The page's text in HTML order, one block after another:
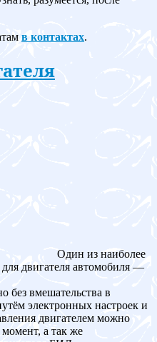
в контактах.
Один из наиболее
двигателя автомобиля —
вмешательства в
электронных настроек и
двигателем можно
а так же